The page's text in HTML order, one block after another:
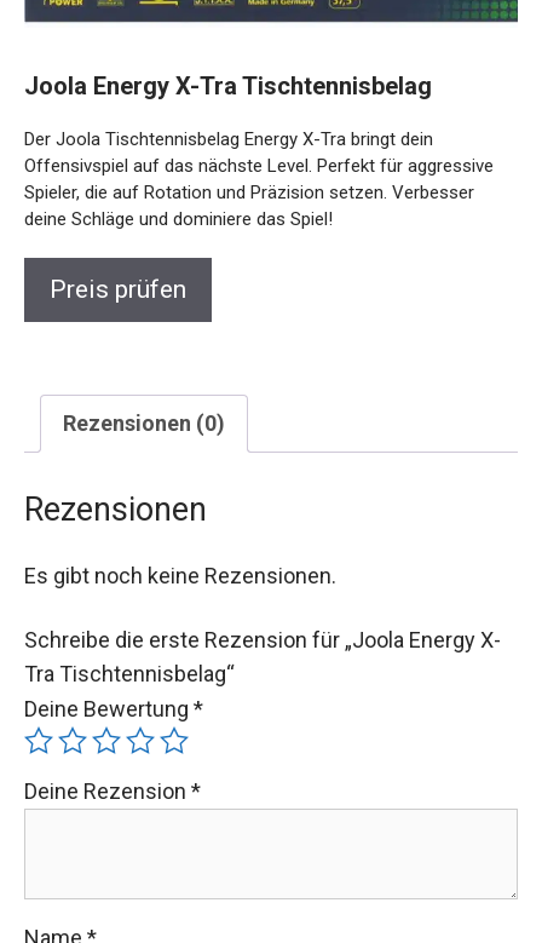
Joola Energy X-Tra Tischtennisbelag
Der Joola Tischtennisbelag Energy X-Tra bringt dein
Offensivspiel auf das nächste Level. Perfekt für aggressive
Spieler, die auf Rotation und Präzision setzen. Verbesser
deine Schläge und dominiere das Spiel!
Preis prüfen
Rezensionen (0)
Rezensionen
Es gibt noch keine Rezensionen.
Schreibe die erste Rezension für „Joola Energy X-
Tra Tischtennisbelag“
Deine Bewertung *
Deine Rezension *
Name *